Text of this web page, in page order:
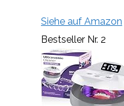
Siehe auf Amazon
Bestseller Nr. 2